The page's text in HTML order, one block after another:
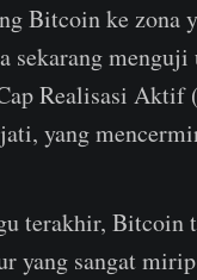
Bitcoin ke zona
sekarang
Realisasi Aktif
yang
terakhir,
yang sangat